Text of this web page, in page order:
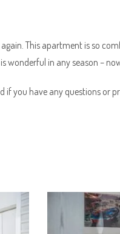
This apartment is so
wonderful in any season –
if you have any questions or